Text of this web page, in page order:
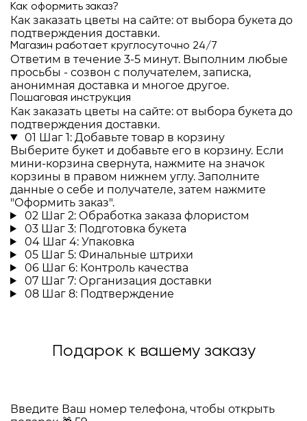
Как оформить заказ?
Как заказать цветы на сайте: от выбора букета до
подтверждения доставки.
Магазин работает круглосуточно 24/7
Ответим в течение 3-5 минут. Выполним любые
просьбы - созвон с получателем, записка,
анонимная доставка и многое другое.
Пошаговая инструкция
Как заказать цветы на сайте: от выбора букета до
подтверждения доставки.
01 Шаг 1: Добавьте товар в корзину
Выберите букет и добавьте его в корзину. Если
мини-корзина свернута, нажмите на значок
корзины в правом нижнем углу. Заполните
данные о себе и получателе, затем нажмите
"Оформить заказ".
02 Шаг 2: Обработка заказа флористом
03 Шаг 3: Подготовка букета
04 Шаг 4: Упаковка
05 Шаг 5: Финальные штрихи
06 Шаг 6: Контроль качества
07 Шаг 7: Организация доставки
08 Шаг 8: Подтверждение
Подарок к вашему заказу
Введите Ваш номер телефона, чтобы открыть